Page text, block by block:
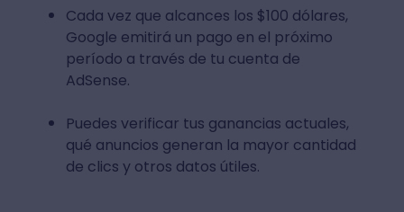
Cada vez que alcances los $100 dólares,
Google emitirá un pago en el próximo
período a través de tu cuenta de
AdSense.
Puedes verificar tus ganancias actuales,
qué anuncios generan la mayor cantidad
de clics y otros datos útiles.